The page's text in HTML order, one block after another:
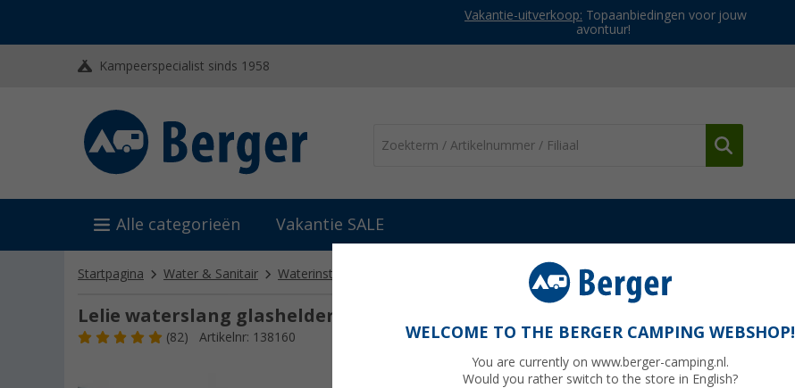
Vakantie-uitverkoop: Topaanbiedingen voor jouw
avontuur!
Kampeerspecialist sinds 1958
Alle categorieën Vakantie SALE
Startpagina Water & Sanitair Waterinstallatie Lelie waterslang glashelder 10x14 mm (per meter)
Lelie waterslang glashelder 10x14 mm (per meter)
(82) Artikelnr: 138160 WELCOME TO THE BERGER CAMPING WEBSHOP!
You are currently on www.berger-camping.nl.
Would you rather switch to the store in English?